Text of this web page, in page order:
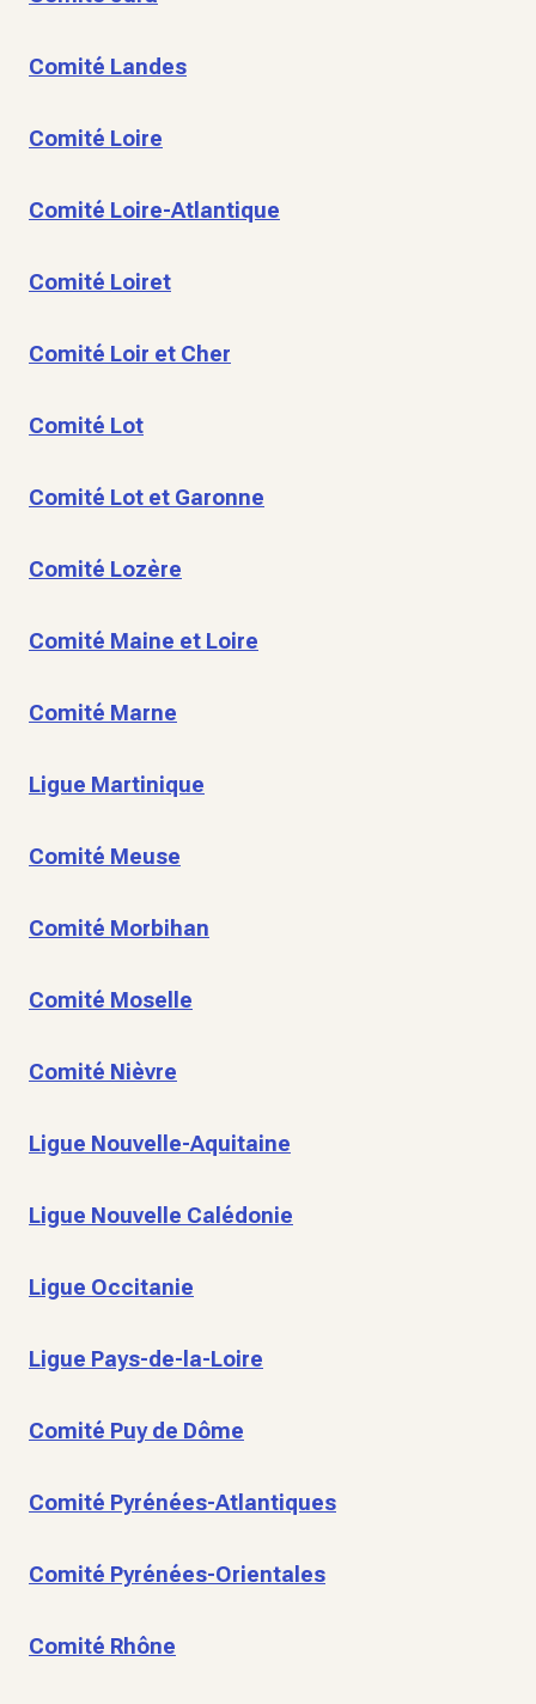
Comité Landes
Comité Loire
Comité Loire-Atlantique
Comité Loiret
Comité Loir et Cher
Comité Lot
Comité Lot et Garonne
Comité Lozère
Comité Maine et Loire
Comité Marne
Ligue Martinique
Comité Meuse
Comité Morbihan
Comité Moselle
Comité Nièvre
Ligue Nouvelle-Aquitaine
Ligue Nouvelle Calédonie
Ligue Occitanie
Ligue Pays-de-la-Loire
Comité Puy de Dôme
Comité Pyrénées-Atlantiques
Comité Pyrénées-Orientales
Comité Rhône